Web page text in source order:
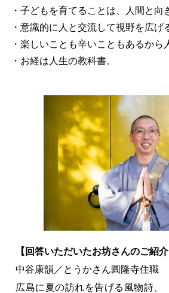
・子どもを育てることは、人間と向
・意識的に人と交流して視野を広げ
・楽しいことも辛いこともあるから
・お経は人生の教科書。
【回答いただいたお坊さんのご紹介
中谷康韻／とうかさん圓隆寺住職
広島に夏の訪れを告げる風物詩、